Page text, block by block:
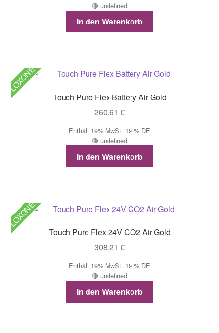
🔴 undefined
In den Warenkorb
LOXONE
Touch Pure Flex Battery Air Gold
260,61 €
Enthält 19% MwSt. 19 % DE
🔴 undefined
In den Warenkorb
LOXONE
Touch Pure Flex 24V CO2 Air Gold
308,21 €
Enthält 19% MwSt. 19 % DE
🔴 undefined
In den Warenkorb